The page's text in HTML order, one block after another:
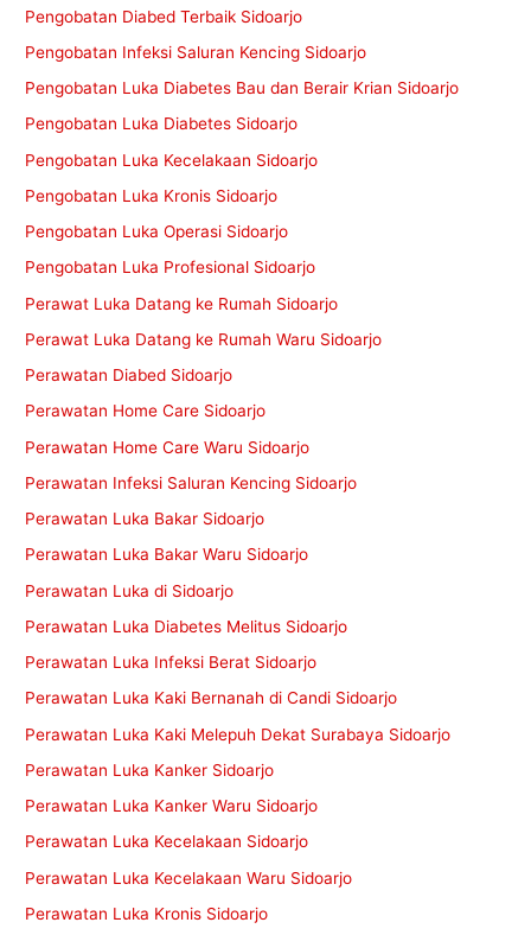
Pengobatan Diabed Terbaik Sidoarjo
Pengobatan Infeksi Saluran Kencing Sidoarjo
Pengobatan Luka Diabetes Bau dan Berair Krian Sidoarjo
Pengobatan Luka Diabetes Sidoarjo
Pengobatan Luka Kecelakaan Sidoarjo
Pengobatan Luka Kronis Sidoarjo
Pengobatan Luka Operasi Sidoarjo
Pengobatan Luka Profesional Sidoarjo
Perawat Luka Datang ke Rumah Sidoarjo
Perawat Luka Datang ke Rumah Waru Sidoarjo
Perawatan Diabed Sidoarjo
Perawatan Home Care Sidoarjo
Perawatan Home Care Waru Sidoarjo
Perawatan Infeksi Saluran Kencing Sidoarjo
Perawatan Luka Bakar Sidoarjo
Perawatan Luka Bakar Waru Sidoarjo
Perawatan Luka di Sidoarjo
Perawatan Luka Diabetes Melitus Sidoarjo
Perawatan Luka Infeksi Berat Sidoarjo
Perawatan Luka Kaki Bernanah di Candi Sidoarjo
Perawatan Luka Kaki Melepuh Dekat Surabaya Sidoarjo
Perawatan Luka Kanker Sidoarjo
Perawatan Luka Kanker Waru Sidoarjo
Perawatan Luka Kecelakaan Sidoarjo
Perawatan Luka Kecelakaan Waru Sidoarjo
Perawatan Luka Kronis Sidoarjo